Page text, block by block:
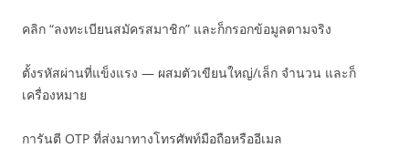
คลิก “ลงทะเบียนสมัครสมาชิก” และก็กรอกข้อมูลตามจริง
ตั้งรหัสผ่านที่แข็งแรง — ผสมตัวเขียนใหญ่/เล็ก จำนวน และก็
เครื่องหมาย
การันตี OTP ที่ส่งมาทางโทรศัพท์มือถือหรืออีเมล